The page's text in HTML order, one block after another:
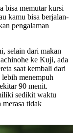
bisa memutar kursi
kamu bisa berjalan-
pengalaman
selain dari makan
ke Kuji, ada
saat kembali dari
menempuh
90 menit.
sedikit waktu
merasa tidak